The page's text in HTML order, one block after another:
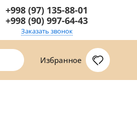
+998 (97) 135-88-01
+998 (90) 997-64-43
Заказать звонок
Избранное